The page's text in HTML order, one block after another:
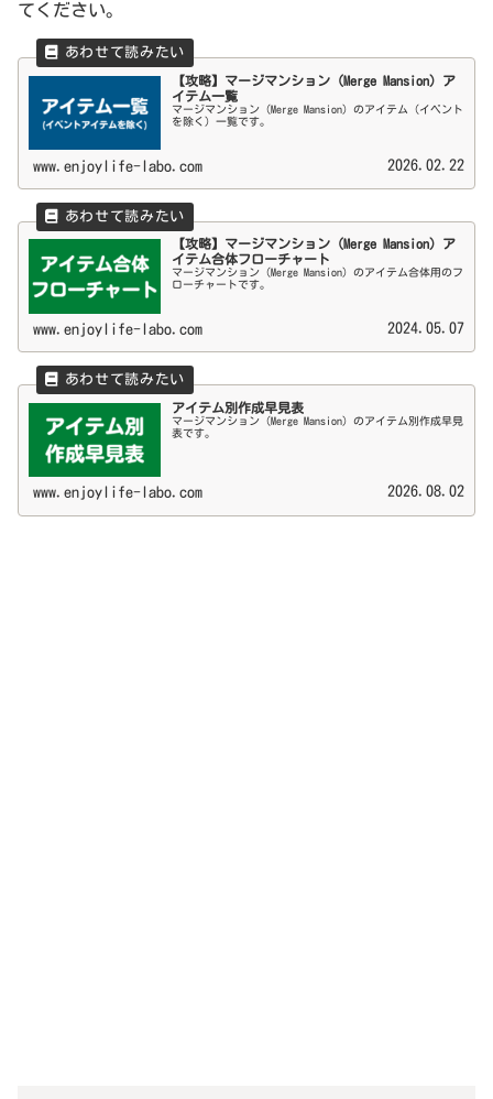
てください。
【攻略】マージマンション（Merge Mansion）ア
イテム一覧
マージマンション（Merge Mansion）のアイテム（イベント
を除く）一覧です。
www.enjoylife-labo.com 2026.02.22
【攻略】マージマンション（Merge Mansion）ア
イテム合体フローチャート
マージマンション（Merge Mansion）のアイテム合体用のフ
ローチャートです。
www.enjoylife-labo.com 2024.05.07
アイテム別作成早見表
マージマンション（Merge Mansion）のアイテム別作成早見
表です。
www.enjoylife-labo.com 2026.08.02